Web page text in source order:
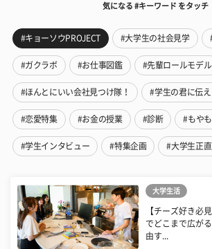
気になる #キーワード をタッチ
#キョーソウPROJECT #大学生の社会見学
#ガクラボ #お仕事図鑑 #先輩ロールモデル
#ほんとにいい会社見つけ隊！ #学生の君に伝
#恋愛特集 #お金の授業 #診断 #もや
#学生インタビュー #特集企画 #大学生正
大学生活
【チーズ好き必
でどこまで広が
由す...